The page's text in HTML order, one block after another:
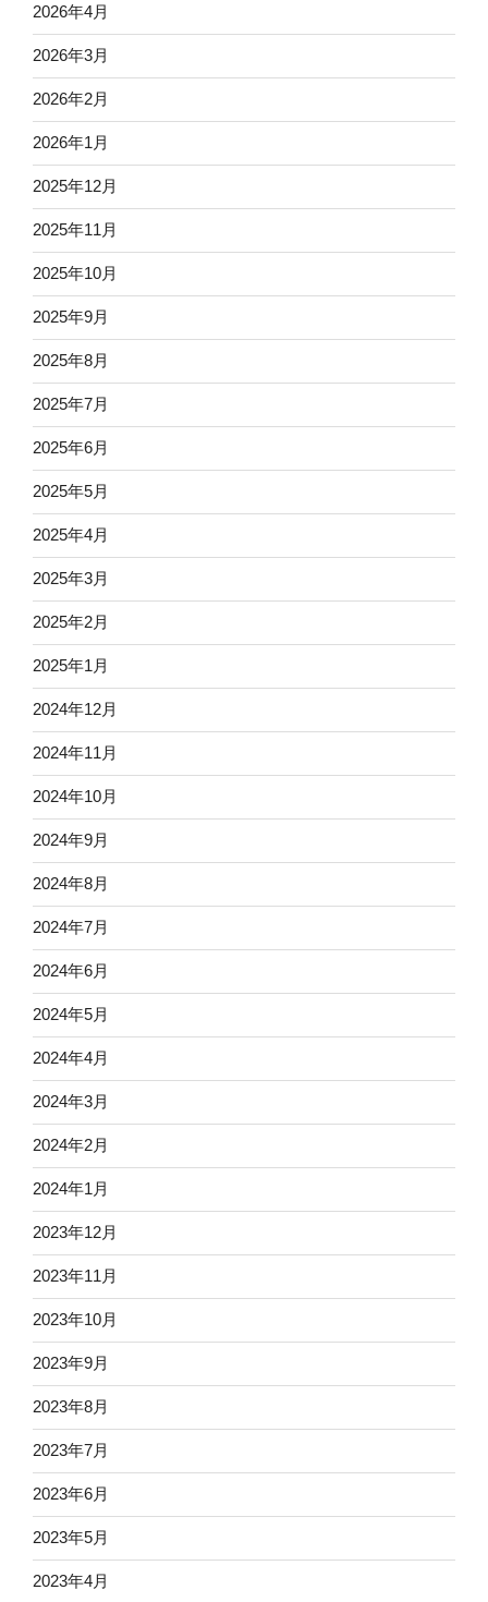
2026年4月
2026年3月
2026年2月
2026年1月
2025年12月
2025年11月
2025年10月
2025年9月
2025年8月
2025年7月
2025年6月
2025年5月
2025年4月
2025年3月
2025年2月
2025年1月
2024年12月
2024年11月
2024年10月
2024年9月
2024年8月
2024年7月
2024年6月
2024年5月
2024年4月
2024年3月
2024年2月
2024年1月
2023年12月
2023年11月
2023年10月
2023年9月
2023年8月
2023年7月
2023年6月
2023年5月
2023年4月